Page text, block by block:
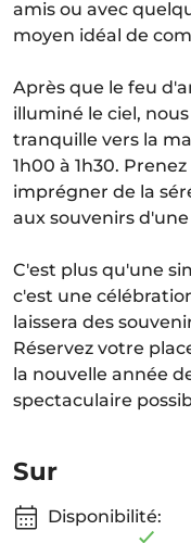
amis ou avec
moyen idéal de
Après que le feu
illuminé le ciel,
tranquille vers la
1h00 à 1h30.
imprégner de la
aux souvenirs
C'est plus qu'une
c'est une
laissera des
Réservez votre
la nouvelle année
spectaculaire
Sur
Disponibilité: